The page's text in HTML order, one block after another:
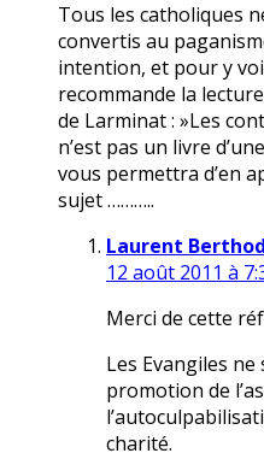
Tous les catholiques
convertis au
intention, et pour y
recommande la
de Larminat : »Les
n’est pas un livre
vous permettra d’en
sujet ………..
Laurent Berthod
12 août 2011 à
Merci de cette
Les Evangiles
promotion de
charité.